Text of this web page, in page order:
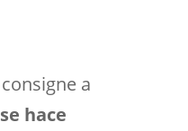
a
se hace